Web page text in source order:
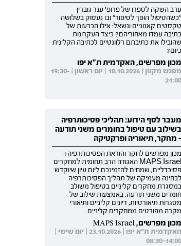
ערב השקה לספרו של פרופ' ענר גוברין
"כשהטיפול הופך לסיפור" ובו נעסוק בשלושה
טקסטים קאנוניים ונשאל: אילו הכרעות של
כתיבה עמדו מאחוריהם? כיצד העקרונות
שהובילו את כתיבתם רלוונטיים לכתיבה הקלינית
כיום?
מכון מפרשים, האקדמית ת"א יפו
מפגש מקוון | 18.10.2026 | יום ראשון | 19:30-
21:00
מעבר לסף הידוע: תהליכי פסיכותרפיה
בשילוב עם טיפול בחומרים משני תודעה
- מחקר, תיאוריה ופרקטיקה
מכון מפרשים לחקר והוראת הפסיכותרפיה ו-
MAPS Israel האגודה הרב תחומית למחקרים
פסיכדליים, שמחים להזמינכם ליום עיון שיוקדש
לבחינה מעמיקה של תהליך הפסיכותרפיה
במסגרת מחקרים קליניים בטיפול משולב
חומרים משני תודעה, באמצעות שילוב של
מסגרות תיאורטיות, דיונים קליניים ותיאורי
מקרה מפורטים ממחקרים קליניים.
מכון מפרשים, MAPS Israel
האקדמית ת"א יפו | 23.10.2026 | יום שישי |
08:30-14:00